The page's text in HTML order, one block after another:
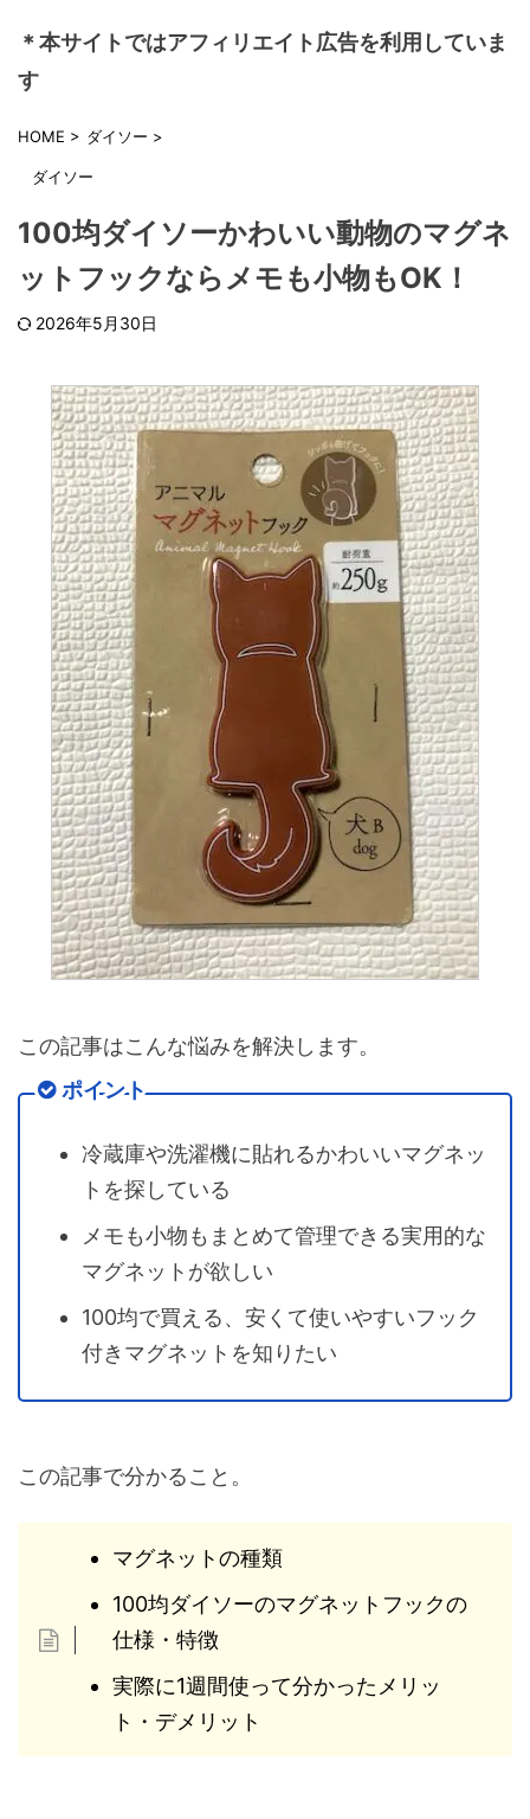
＊本サイトではアフィリエイト広告を利用していま
す
HOME > ダイソー >
ダイソー
100均ダイソーかわいい動物のマグネ
ットフックならメモも小物もOK！
2026年5月30日
この記事はこんな悩みを解決します。
ポイント
冷蔵庫や洗濯機に貼れるかわいいマグネッ
トを探している
メモも小物もまとめて管理できる実用的な
マグネットが欲しい
100均で買える、安くて使いやすいフック
付きマグネットを知りたい
この記事で分かること。
マグネットの種類
100均ダイソーのマグネットフックの
仕様・特徴
実際に1週間使って分かったメリッ
ト・デメリット